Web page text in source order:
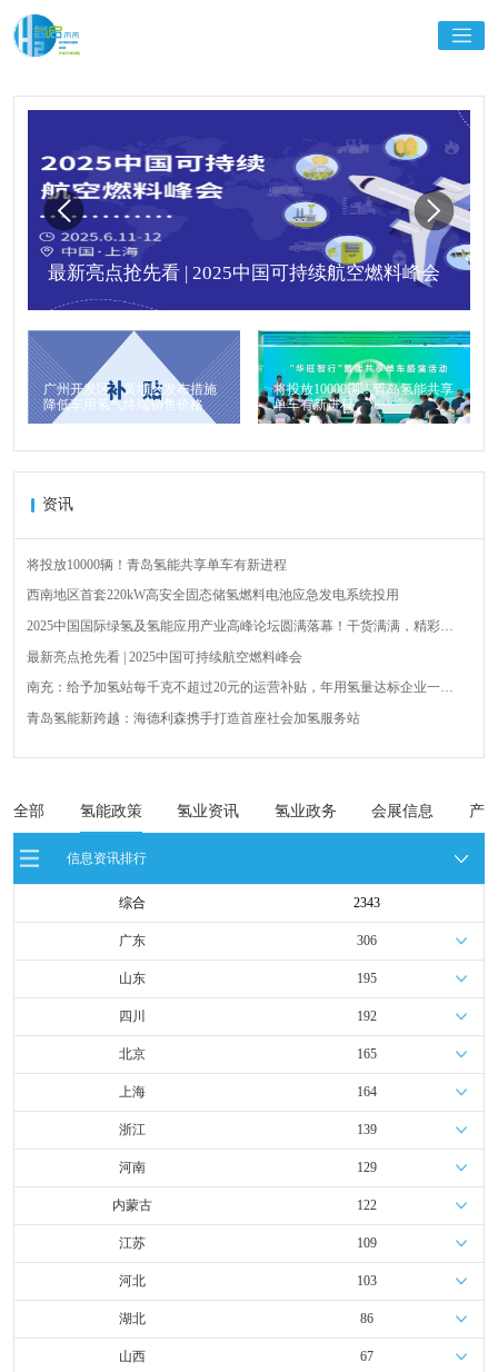
最新亮点抢先看 | 2025中国可持续航空燃料峰会
广州开发区、黄埔区发布措施
降低车用氢气终端销售价格
将投放10000辆！青岛氢能共享
单车有新进程
资讯
将投放10000辆！青岛氢能共享单车有新进程
西南地区首套220kW高安全固态储氢燃料电池应急发电系统投用
2025中国国际绿氢及氢能应用产业高峰论坛圆满落幕！干货满满，精彩瞬
最新亮点抢先看 | 2025中国可持续航空燃料峰会
南充：给予加氢站每千克不超过20元的运营补贴，年用氢量达标企业一次
青岛氢能新跨越：海德利森携手打造首座社会加氢服务站
荷兰氢能产业联盟到访天德工业装备，与市区相关领导就威海文登区氢能
产业发展举办交流会
全部 氢能政策 氢业资讯 氢业政务 会展信息 产
信息资讯排行
综合 2343
广东 306
山东 195
四川 192
北京 165
上海 164
浙江 139
河南 129
内蒙古 122
江苏 109
河北 103
湖北 86
山西 67